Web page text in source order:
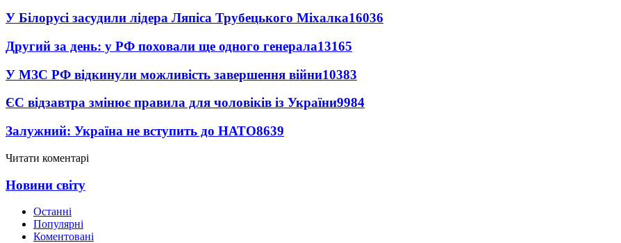
У Білорусі засудили лідера Ляпіса Трубецького Міхалка16036
Другий за день: у РФ поховали ще одного генерала13165
У МЗС РФ відкинули можливість завершення війни10383
ЄС відзавтра змінює правила для чоловіків із України9984
Залужний: Україна не вступить до НАТО8639
Читати коментарі
Новини світу
Останні
Популярні
Коментовані